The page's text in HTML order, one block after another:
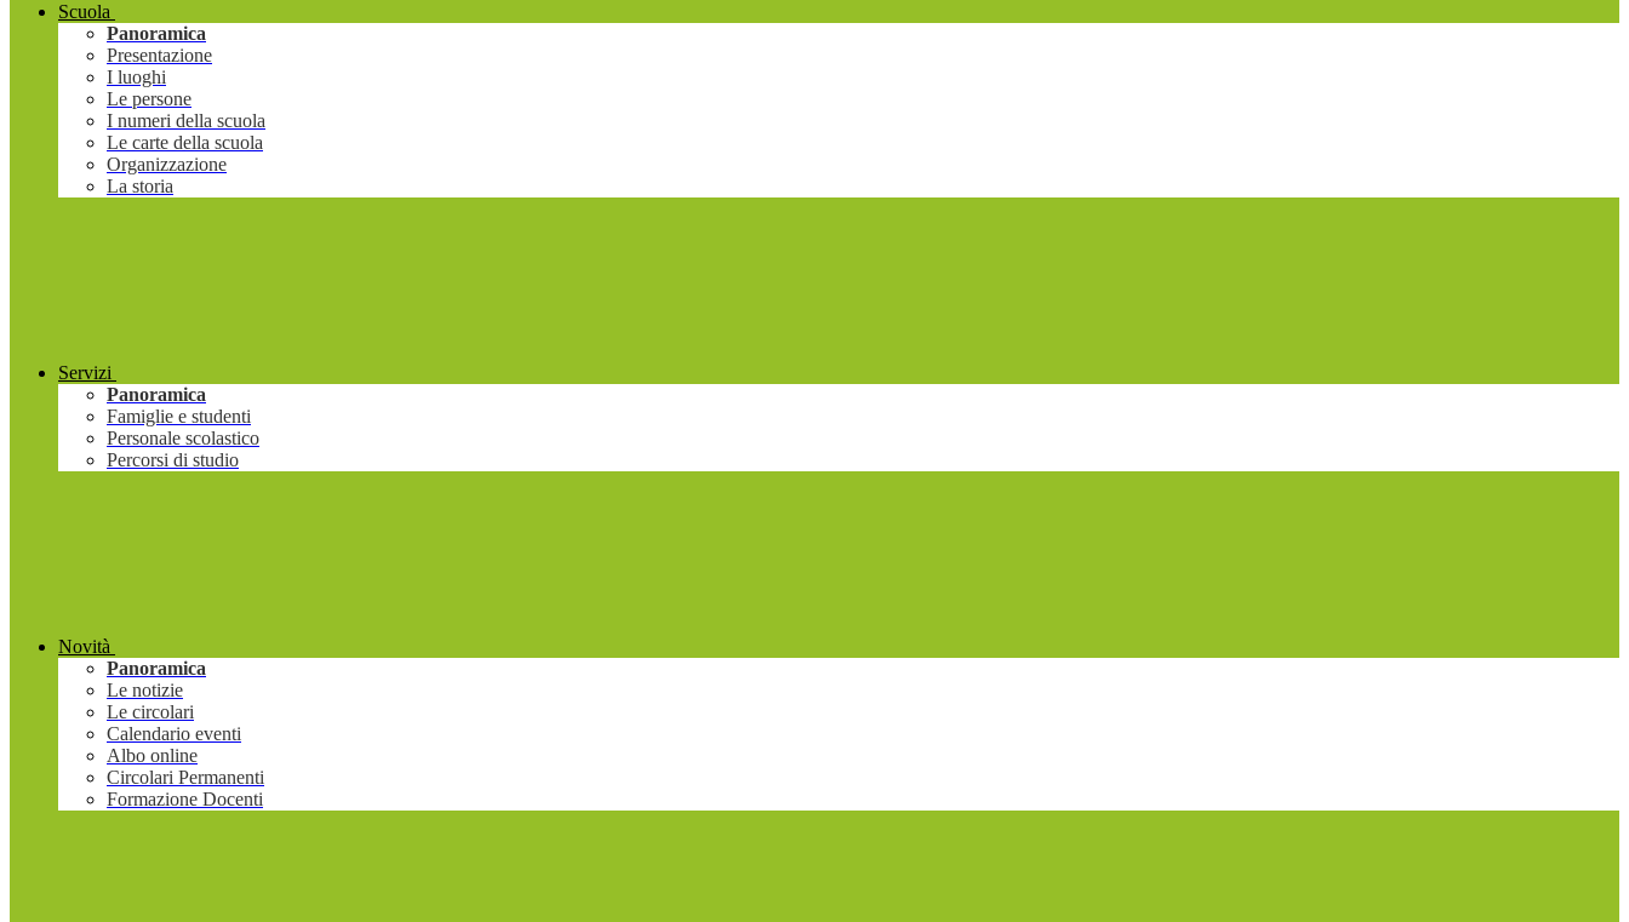
Scuola
Panoramica
Presentazione
I luoghi
Le persone
I numeri della scuola
Le carte della scuola
Organizzazione
La storia
Servizi
Panoramica
Famiglie e studenti
Personale scolastico
Percorsi di studio
Novità
Panoramica
Le notizie
Le circolari
Calendario eventi
Albo online
Circolari Permanenti
Formazione Docenti